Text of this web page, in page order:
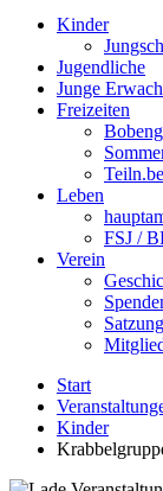
Kinder
Jugendliche
Junge
Freizeiten
Leben
FSJ /
Verein
Satzung
Start
Kinder